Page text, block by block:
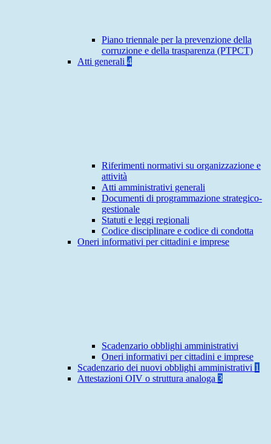
Piano triennale per la prevenzione della
corruzione e della trasparenza (PTPCT)
Atti generali 4
Riferimenti normativi su organizzazione e
attività
Atti amministrativi generali
Documenti di programmazione strategico-
gestionale
Statuti e leggi regionali
Codice disciplinare e codice di condotta
Oneri informativi per cittadini e imprese
Scadenzario obblighi amministrativi
Oneri informativi per cittadini e imprese
Scadenzario dei nuovi obblighi amministrativi 1
Attestazioni OIV o struttura analoga 3